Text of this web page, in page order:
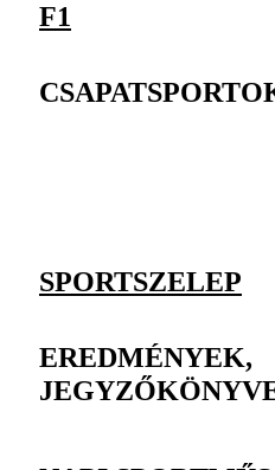
F1
SPORTSZELEP
EREDMÉNYEK,